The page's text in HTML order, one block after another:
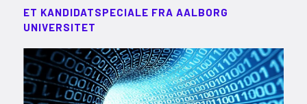
ET KANDIDATSPECIALE FRA AALBORG
UNIVERSITET